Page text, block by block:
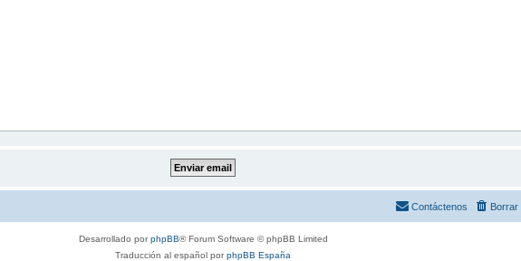
Borrar
Contáctenos
Desarrollado porphpBB® Forum Software © phpBB Limited
Traducción al español porphpBB España